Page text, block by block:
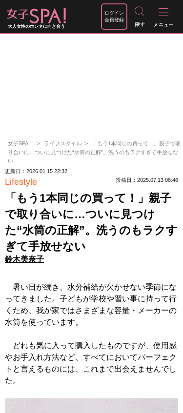
大人女性のホンネに向き合う
ログイン
会員登録
女子SPA！ ライフスタイル
「もう1本同じの買って！」親子で取
り合いに…ついに見つけた“水筒の正解”。洗うのもラクすぎて手放せな
い
更新日：2026.01.15 22:32
Lifestyle 投稿日：2025.07.13 08:46
「もう1本同じの買って！」親子
で取り合いに…ついに見つけ
た“水筒の正解”。洗うのもラクす
ぎて手放せない
鈴木美奈子
暑い日が続き、水分補給が欠かせない季節にな
ってきました。子どもが学校や習い事に持って行
くため、我が家ではさまざまな容量・メーカーの
水筒を使っています。
どれも気に入って購入したものですが、使用感
やお手入れ方法など、すべてにおいてパーフェク
トと言えるものには、これまで出会えませんでし
た。